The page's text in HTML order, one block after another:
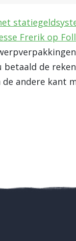
Frerik op
de
andere kant